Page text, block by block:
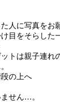
人に写真をお
目をそらした
トは親子連れ
の上へ
ません…。